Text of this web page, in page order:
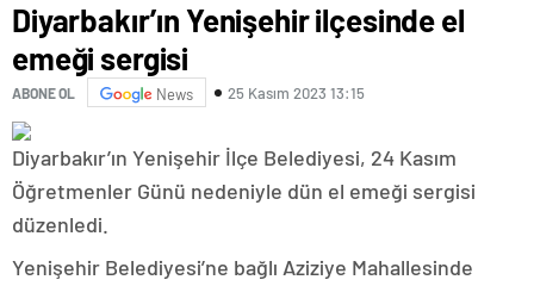
Diyarbakır’ın Yenişehir ilçesinde el
emeği sergisi
ABONE OL News 25 Kasım 2023 13:15
Diyarbakır’ın Yenişehir İlçe Belediyesi, 24 Kasım
Öğretmenler Günü nedeniyle dün el emeği sergisi
düzenledi.
Yenişehir Belediyesi’ne bağlı Aziziye Mahallesinde